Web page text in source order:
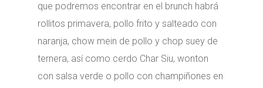
que podremos encontrar en el brunch habrá
rollitos primavera, pollo frito y salteado con
naranja, chow mein de pollo y chop suey de
ternera, así como cerdo Char Siu, wonton
con salsa verde o pollo con champiñones en